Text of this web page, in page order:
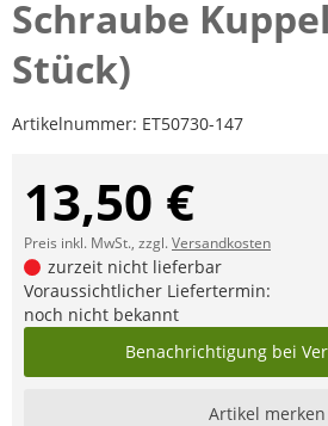
Schraube
Stück)
Artikelnummer: ET50730-147
13,50 €
Preis inkl. MwSt., zzgl.Versandkosten
zurzeit nicht lieferbar
Voraussichtlicher Liefertermin:
noch nicht bekannt
Benachrichtigung bei
Artikel merken